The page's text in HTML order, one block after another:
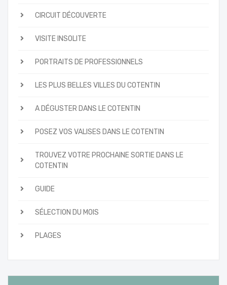
CIRCUIT DÉCOUVERTE
VISITE INSOLITE
PORTRAITS DE PROFESSIONNELS
LES PLUS BELLES VILLES DU COTENTIN
A DÉGUSTER DANS LE COTENTIN
POSEZ VOS VALISES DANS LE COTENTIN
TROUVEZ VOTRE PROCHAINE SORTIE DANS LE
COTENTIN
GUIDE
SÉLECTION DU MOIS
PLAGES